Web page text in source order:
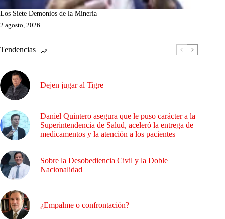
Los Siete Demonios de la Minería
2 agosto, 2026
Tendencias
Dejen jugar al Tigre
Daniel Quintero asegura que le puso carácter a la
Superintendencia de Salud, aceleró la entrega de
medicamentos y la atención a los pacientes
Sobre la Desobediencia Civil y la Doble
Nacionalidad
¿Empalme o confrontación?